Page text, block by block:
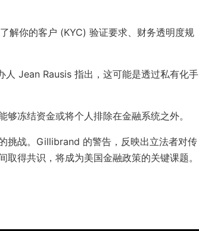
解你的客户 (KYC) 验证要求、财务透明度规
Jean Rausis 指出，这可能是透过私有化手
冻结资金或将个人排除在金融系统之外。
挑战。Gillibrand 的警告，反映出立法者对传
得共识，将成为美国金融政策的关键课题。